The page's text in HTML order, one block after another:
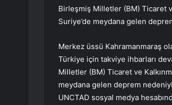
Birleşmiş Milletler (BM) Ticaret
Suriye’de meydana gelen
Merkez üssü Kahramanmaraş
Türkiye için takviye ihbarları
Milletler (BM) Ticaret ve
meydana gelen deprem
UNCTAD sosyal medya